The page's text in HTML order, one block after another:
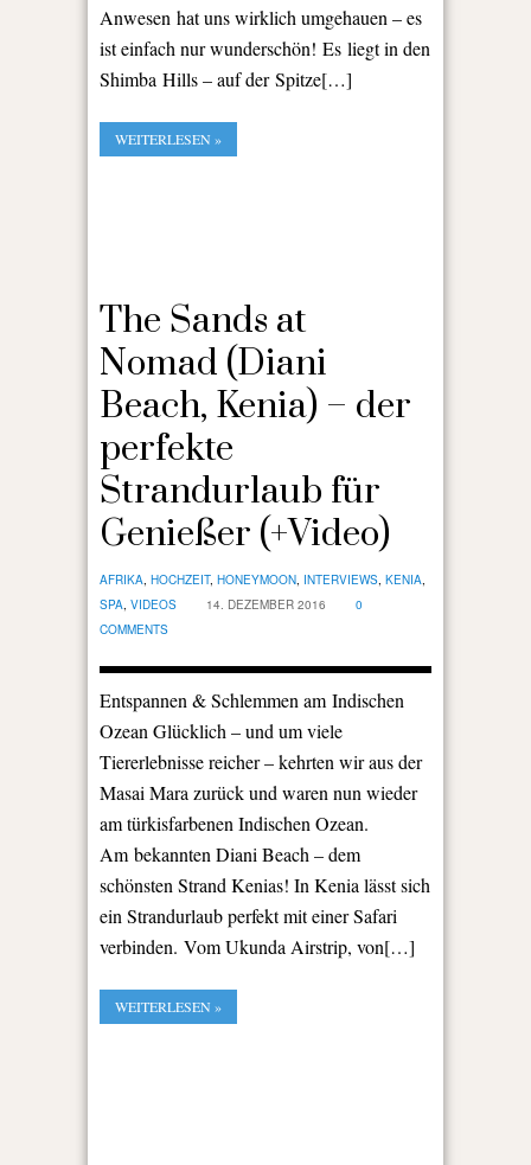
Anwesen hat uns wirklich umgehauen – es
ist einfach nur wunderschön! Es liegt in den
Shimba Hills – auf der Spitze[…]
WEITERLESEN »
The Sands at
Nomad (Diani
Beach, Kenia) – der
perfekte
Strandurlaub für
Genießer (+Video)
AFRIKA, HOCHZEIT, HONEYMOON, INTERVIEWS, KENIA,
SPA, VIDEOS 14. DEZEMBER 2016
0
COMMENTS
Entspannen & Schlemmen am Indischen
Ozean Glücklich – und um viele
Tiererlebnisse reicher – kehrten wir aus der
Masai Mara zurück und waren nun wieder
am türkisfarbenen Indischen Ozean.
Am bekannten Diani Beach – dem
schönsten Strand Kenias! In Kenia lässt sich
ein Strandurlaub perfekt mit einer Safari
verbinden. Vom Ukunda Airstrip, von[…]
WEITERLESEN »